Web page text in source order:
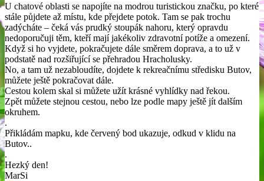
U chatové oblasti se napojíte na modrou turistickou značku, po které
stále půjdete až místu, kde přejdete potok. Tam se pak trochu
zadýcháte – čeká vás prudký stoupák nahoru, který opravdu
nedoporučuji těm, kteří mají jakékoliv zdravotní potíže a omezení.
Když si ho vyjdete, pokračujete dále směrem doprava, a to už v
podstatě nad rozšiřující se přehradou Hracholusky.
No, a tam už nezabloudíte, dojdete k rekreačnímu středisku Butov,
můžete ještě pokračovat dále.
Cestou kolem skal si můžete užít krásné vyhlídky nad řekou.
Zpět můžete stejnou cestou, nebo lze podle mapy ještě jít dalším
okruhem.
.
Přikládám mapku, kde červený bod ukazuje, odkud v klidu na
Butov..
.
Hezký den!
MarSi